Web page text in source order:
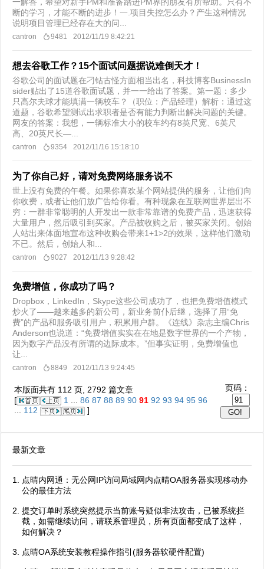
断的学习，才能不断的进步！一.项目失控怎么办？产生这种情况
说明项目管理已经存在大的问...
cantron 9481 2012/11/19 8:42:21
想去谷歌工作？15个面试问题据说难倒天才！
谷歌公司的面试题在刁钻古怪方面相当出名，科技博客BusinessIn
sider贴出了15道谷歌面试题，并一一给出了答案。第一题：多少
只高尔夫球才能填满一辆校车？（职位：产品经理）解析：通过这
道题，谷歌希望测试出求职者是否有能力判断出解决问题的关键。
网友的答案：我想，一辆标准大小的校车约有8英尺宽、6英尺
高、20英尺长—...
cantron 9354 2012/11/16 15:18:10
为了你自己好，请对免费网络服务说不
世上没有免费的午餐。如果你喜欢某个网站提供的服务，让他们向
你收费，或者让他们放广告给你看。有种现象在互联网世界层出不
穷：一群非常聪明的人开发出一款非常靠谱的免费产品，迅速获得
大量用户，然后吸引到买家。产品被收购之后，被买家关闭。创始
人站出来体面地宣布这种收购会带来1+1>2的效果，这样他们激动
不已。然后，创始人和...
cantron 9027 2012/11/13 9:28:42
免费增值，你成功了吗？
Dropbox，LinkedIn，Skype这些公司成功了，也把免费增值模式
炒火了——越来越多的新公司，新业务前仆后继，选择了用“免
费”的产品和服务吸引用户，积累用户群。《连线》杂志主编Chris
Anderson也说道：“免费增值实实在在地是数字世界的一个产物，
因为数字产品没有所谓的边际成本。”但事实证明，免费增值也
让...
cantron 8849 2012/11/13 9:24:45
本版面共有 112 页, 2792 篇文章
[
1 86 87 88 89 90 91 92 93 94 95 96
... 112 ]
页码：
最新文章
点晴内网通：无公网IP访问局域网内点晴OA服务器实现移动办
公的最佳方法
提交订单时系统突然提示当前账号疑似非法攻击，已被系统拦
截，如需继续访问，请联系管理员，所有页面都变成了这样，
如何解决？
点晴OA系统安装教程操作指引(服务器软硬件配置)